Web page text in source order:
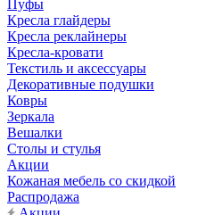
Пуфы
Кресла глайдеры
Кресла реклайнеры
Кресла-кровати
Текстиль и аксессуары
Декоративные подушки
Ковры
Зеркала
Вешалки
Столы и стулья
Акции
Кожаная мебель со скидкой
Распродажа